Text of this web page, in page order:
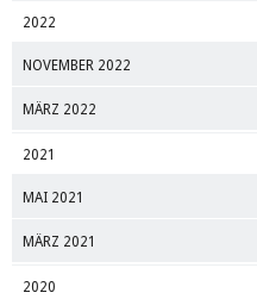
2022
NOVEMBER 2022
MÄRZ 2022
2021
MAI 2021
MÄRZ 2021
2020